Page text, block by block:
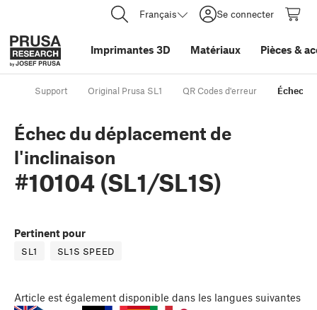
Français Se connecter
Imprimantes 3D Matériaux Pièces &
Support Original Prusa SL1 QR Codes d'erreur Échec
Échec du déplacement de
l'inclinaison
#10104 (SL1/SL1S)
Pertinent pour
SL1 SL1S SPEED
Article est également disponible dans les langues suivantes